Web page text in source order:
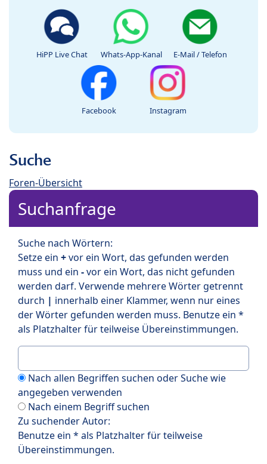
HiPP Live Chat Whats-App-Kanal E-Mail / Telefon
Facebook Instagram
Suche
Foren-Übersicht
Suchanfrage
Suche nach Wörtern:
Setze ein +vor ein Wort, das gefunden werden
muss und ein -vor ein Wort, das nicht gefunden
werden darf. Verwende mehrere Wörter getrennt
durch | innerhalb einer Klammer, wenn nur eines
der Wörter gefunden werden muss. Benutze ein *
als Platzhalter für teilweise Übereinstimmungen.
Nach allen Begriffen suchen oder Suche wie
angegeben verwenden
Nach einem Begriff suchen
Zu suchender Autor:
Benutze ein * als Platzhalter für teilweise
Übereinstimmungen.